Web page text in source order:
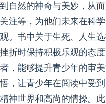
到自然的神奇与美妙，从
关注等，为他们未来在科
观。书中关于生死、人生
挫折时保持积极乐观的态
者，能够提升青少年的审
悟，让青少年在阅读中受
精神世界和高尚的情操。